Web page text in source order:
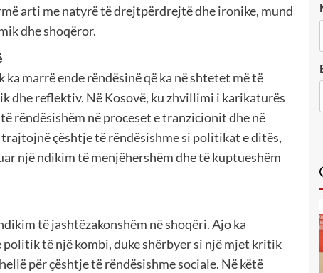
arti me natyrë të drejtpërdrejtë dhe ironike, mund
dhe shoqëror.
marrë ende rëndësinë që ka në shtetet më të
dhe reflektiv. Në Kosovë, ku zhvillimi i karikaturës
rëndësishëm në proceset e tranzicionit dhe në
çështje të rëndësishme si politikat e ditës,
një ndikim të menjëhershëm dhe të kuptueshëm
të jashtëzakonshëm në shoqëri. Ajo ka
të një kombi, duke shërbyer si një mjet kritik
për çështje të rëndësishme sociale. Në këtë